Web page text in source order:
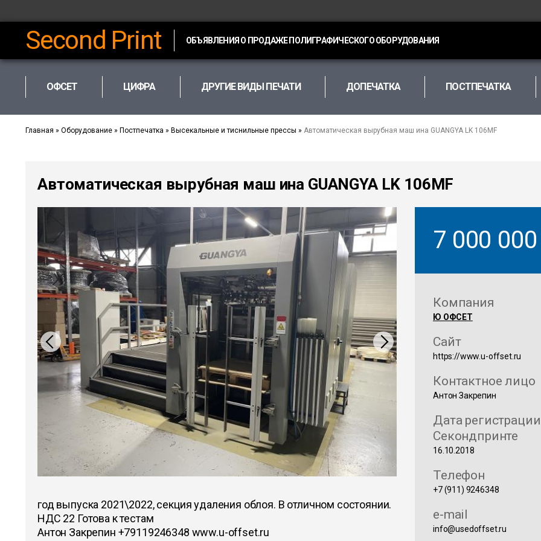
Second Print ОБЪЯВЛЕНИЯ О ПРОДАЖЕ ПОЛИГРАФИЧЕСКОГО ОБОРУДОВАНИЯ
ОФСЕТ ЦИФРА ДРУГИЕ ВИДЫ ПЕЧАТИ ДОПЕЧАТКА ПОСТПЕЧАТКА
Главная » Оборудование » Постпечатка » Высекальные и тиснильные прессы » Автоматическая вырубная маш ина GUANGYA LK 106MF
Автоматическая вырубная маш ина GUANGYA LK 106MF
год выпуска 2021\2022, секция удаления облоя. В отличном состоянии.
НДС 22 Готова к тестам
Антон Закрепин +79119246348 www.u-offset.ru
7 000
Компания
Ю ОФСЕТ
Сайт
https://www.u-offset.ru
Контактное лицо
Антон Закрепин
Дата
Секондпринте
16.10.2018
Телефон
+7 (911) 9246348
e-mail
info@usedoffset.ru